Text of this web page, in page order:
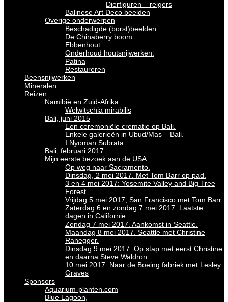
Dierfiguren – reigers
Balinese Art Deco beelden
Overige onderwerpen
Beschadigde (borst)beelden
De Chinaberry boom
Ebbenhout
Onderhoud houtsnijwerken.
Patina
Restaureren
Beensnijwerken
Mineralen
Reizen
Namibië en Zuid-Afrika
Welwitschia mirabilis
Bali, juni 2015
Een ceremoniële crematie op Bali.
Enkele galerieën in Ubud/Mas – Bali.
I Nyoman Subrata
Bali, februari 2017.
Mijn eerste bezoek aan de USA.
Op weg naar Sacramento.
Dinsdag, 2 mei 2017. Met Tom Barr op pad.
3 en 4 mei 2017: Yosemite Valley and Big Tree
Forest.
Vrijdag 5 mei 2017, San Francisco met Tom Barr.
Zaterdag 6 en zondag 7 mei 2017. Laatste
dagen in Californie.
Zondag 7 mei 2017. Aankomst in Seattle.
Maandag 8 mei 2017. Seattle met Christine
Ranegger.
Dinsdag 9 mei 2017. Op stap met eerst Christine
en daarna Steve Waldron.
10 mei 2017. Naar de Boeing fabriek met Lesley
Graves
Sponsors
Aquarium-planten.com
Blue Lagoon,